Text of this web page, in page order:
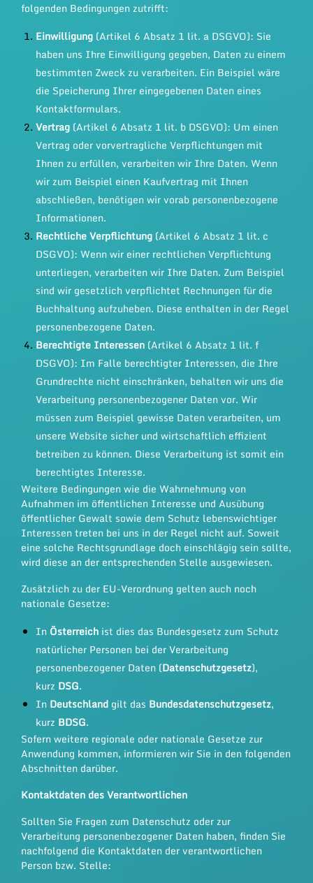
folgenden Bedingungen zutrifft:
Einwilligung (Artikel 6 Absatz 1 lit. a DSGVO): Sie
haben uns Ihre Einwilligung gegeben, Daten zu einem
bestimmten Zweck zu verarbeiten. Ein Beispiel wäre
die Speicherung Ihrer eingegebenen Daten eines
Kontaktformulars.
Vertrag (Artikel 6 Absatz 1 lit. b DSGVO): Um einen
Vertrag oder vorvertragliche Verpflichtungen mit
Ihnen zu erfüllen, verarbeiten wir Ihre Daten. Wenn
wir zum Beispiel einen Kaufvertrag mit Ihnen
abschließen, benötigen wir vorab personenbezogene
Informationen.
Rechtliche Verpflichtung (Artikel 6 Absatz 1 lit. c
DSGVO): Wenn wir einer rechtlichen Verpflichtung
unterliegen, verarbeiten wir Ihre Daten. Zum Beispiel
sind wir gesetzlich verpflichtet Rechnungen für die
Buchhaltung aufzuheben. Diese enthalten in der Regel
personenbezogene Daten.
Berechtigte Interessen (Artikel 6 Absatz 1 lit. f
DSGVO): Im Falle berechtigter Interessen, die Ihre
Grundrechte nicht einschränken, behalten wir uns die
Verarbeitung personenbezogener Daten vor. Wir
müssen zum Beispiel gewisse Daten verarbeiten, um
unsere Website sicher und wirtschaftlich effizient
betreiben zu können. Diese Verarbeitung ist somit ein
berechtigtes Interesse.
Weitere Bedingungen wie die Wahrnehmung von
Aufnahmen im öffentlichen Interesse und Ausübung
öffentlicher Gewalt sowie dem Schutz lebenswichtiger
Interessen treten bei uns in der Regel nicht auf. Soweit
eine solche Rechtsgrundlage doch einschlägig sein sollte,
wird diese an der entsprechenden Stelle ausgewiesen.
Zusätzlich zu der EU-Verordnung gelten auch noch
nationale Gesetze:
In Österreich ist dies das Bundesgesetz zum Schutz
natürlicher Personen bei der Verarbeitung
personenbezogener Daten (Datenschutzgesetz),
kurz DSG.
In Deutschland gilt das Bundesdatenschutzgesetz,
kurz BDSG.
Sofern weitere regionale oder nationale Gesetze zur
Anwendung kommen, informieren wir Sie in den folgenden
Abschnitten darüber.
Kontaktdaten des Verantwortlichen
Sollten Sie Fragen zum Datenschutz oder zur
Verarbeitung personenbezogener Daten haben, finden Sie
nachfolgend die Kontaktdaten der verantwortlichen
Person bzw. Stelle: